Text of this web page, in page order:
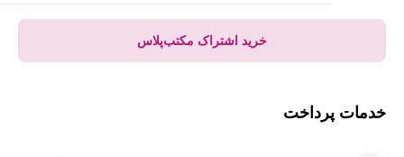
خرید اشتراک مکتب‌پلاس
خدمات پرداخت